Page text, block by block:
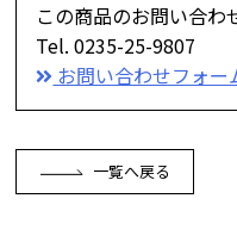
この商品のお問い合わ
Tel. 0235-25-9807
お問い合わせフォー
一覧へ戻る